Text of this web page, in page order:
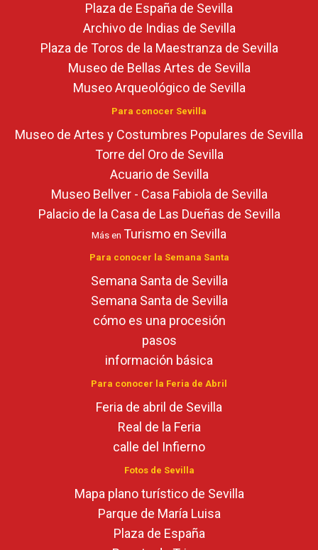
Plaza de España de Sevilla
Archivo de Indias de Sevilla
Plaza de Toros de la Maestranza de Sevilla
Museo de Bellas Artes de Sevilla
Museo Arqueológico de Sevilla
Para conocer Sevilla
Museo de Artes y Costumbres Populares de Sevilla
Torre del Oro de Sevilla
Acuario de Sevilla
Museo Bellver - Casa Fabiola de Sevilla
Palacio de la Casa de Las Dueñas de Sevilla
Más en Turismo en Sevilla
Para conocer la Semana Santa
Semana Santa de Sevilla
Semana Santa de Sevilla
cómo es una procesión
pasos
información básica
Para conocer la Feria de Abril
Feria de abril de Sevilla
Real de la Feria
calle del Infierno
Fotos de Sevilla
Mapa plano turístico de Sevilla
Parque de María Luisa
Plaza de España